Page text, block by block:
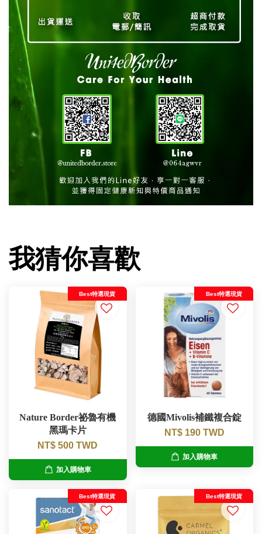
我猜你喜歡
Best特選現貨
Nature Border祕魯有機
黑瑪卡片
NT$ 500 TWD
加入購物車
Best特選現貨
德國Mivolis補鐵複合錠
NT$ 190 TWD
加入購物車
Best特選現貨 Best特選現貨